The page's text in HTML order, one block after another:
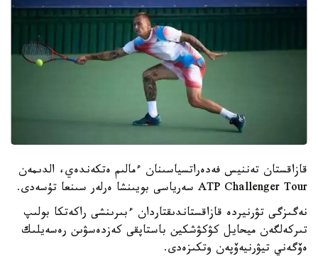
قازاقستان تەننيس فەدەراتسياسىنان ءمالىم ەتكەندەي، الدىمەن
ATP Challenger Tour سەرياسى بويىنشا ەرلەر سىنعا تۇسەدى.
نەگىزگى تۋرنيردە قازاقستاندىقتاردان ءبىرىنشى راكەتكا بولىپ
تىركەلگەن ميحايل كۋكۋشكين باستاپقى كەزدەسۋىن رەسەيلىك
ەۆگەني تيۋرنيەۆپەن وتكىزەدى.